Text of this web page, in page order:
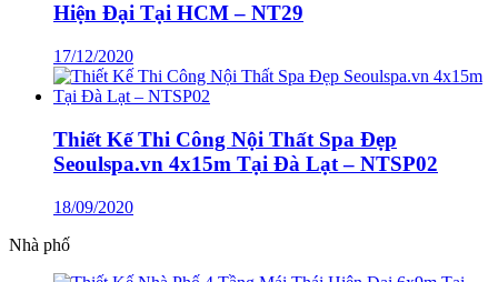
Hiện Đại Tại HCM – NT29
17/12/2020
Thiết Kế Thi Công Nội Thất Spa Đẹp
Seoulspa.vn 4x15m Tại Đà Lạt – NTSP02
18/09/2020
Nhà phố